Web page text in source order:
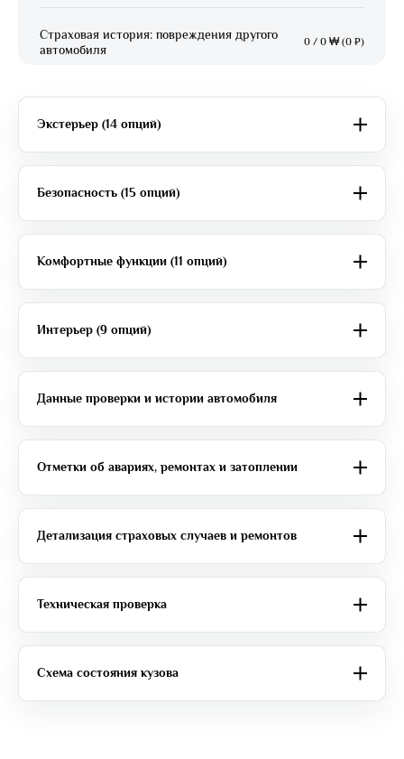
Страховая история: повреждения другого
автомобиля
0 / 0 ₩ (0 ₽)
Экстерьер (14 опций)
Безопасность (15 опций)
Комфортные функции (11 опций)
Интерьер (9 опций)
Данные проверки и истории автомобиля
Отметки об авариях, ремонтах и затоплении
Детализация страховых случаев и ремонтов
Техническая проверка
Схема состояния кузова